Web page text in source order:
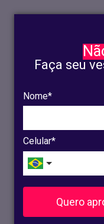
Faça seu
Nome*
Celular*
Quero